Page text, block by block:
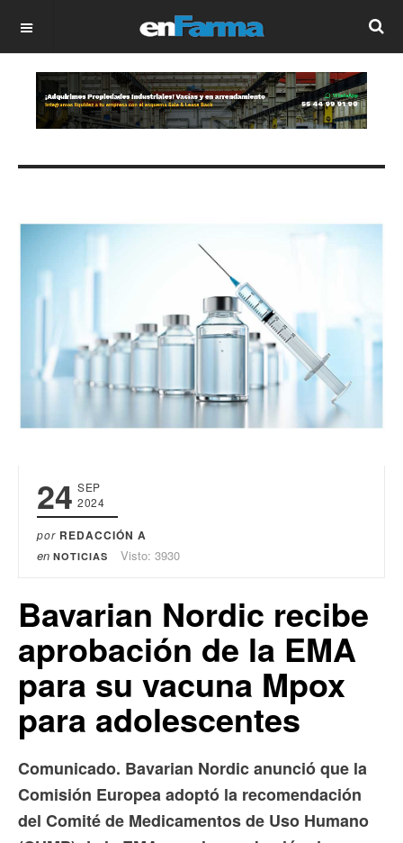
OFF CANVAS
24 SEP
2024
por REDACCIÓN A
en NOTICIAS Visto: 3930
Bavarian Nordic recibe
aprobación de la EMA
para su vacuna Mpox
para adolescentes
Comunicado. Bavarian Nordic anunció que la
Comisión Europea adoptó la recomendación
del Comité de Medicamentos de Uso Humano